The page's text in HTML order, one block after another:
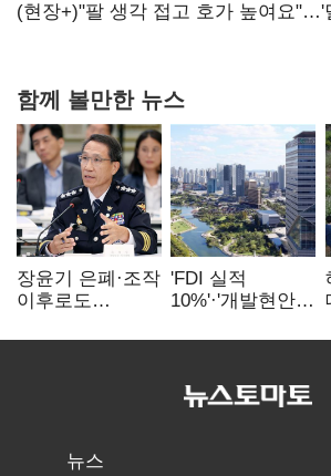
숙제
(현장+)"팔 생각 접고 호가 높여요"…'
함께 볼만한 뉴스
장윤기 은폐·조작
이후로도
내부비위…경찰
'FDI 실적
10%'·'개발현안
인천경제청장
뉴스